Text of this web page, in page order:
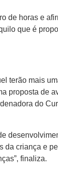
de horas e
que é
terão mais
proposta de
do
da criança e
finaliza.